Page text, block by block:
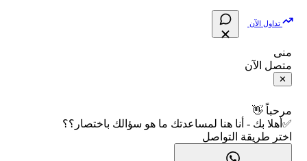
فلتر الأسهم الشرعي
📋 جميع الأسهم
🕌 الأسهم الحلال
📈 حاسبة عائد التداول
📊 حاسبة الربح التراكمي
🧮 حاسبة متوسط سعر السهم
📅 التقويم الاقتصادي
📅 المؤشرات الاقتصادية
سياسة تقييم الشركات
الإبلاغ عن شركة نصابة
شروط الاستخدام
سياسة الخصوصية
تداول الآن
منى
متصل الآن
✕
مرحباً 👋
✅أهلا بك - أنا هنا لمساعدتك ما هو سؤالك باختصار؟؟
اختر طريقة التواصل